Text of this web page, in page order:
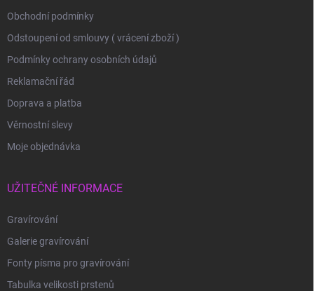
Obchodní podmínky
Odstoupení od smlouvy ( vrácení zboží )
Podmínky ochrany osobních údajů
Reklamační řád
Doprava a platba
Věrnostní slevy
Moje objednávka
UŽITEČNÉ INFORMACE
Gravírování
Galerie gravírování
Fonty písma pro gravírování
Tabulka velikosti prstenů